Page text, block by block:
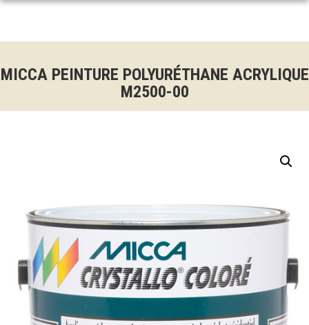
MICCA PEINTURE POLYURÉTHANE ACRYLIQUE
M2500-00